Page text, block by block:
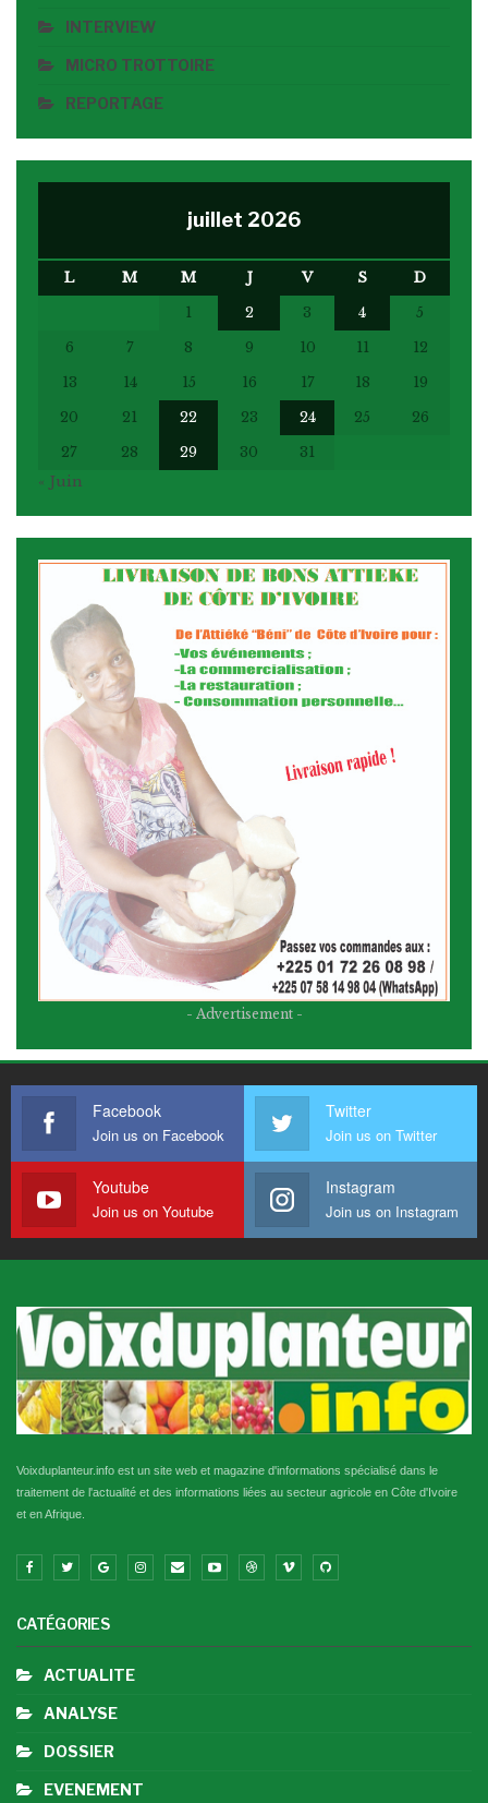
INTERVIEW
MICRO TROTTOIRE
REPORTAGE
juillet 2026
L M M J V S
D
1
2 3 4
5
6
7 8 9 10 11
12
13
14 15 16 17 18
19
20
21 22 23 24 25
26
27
28 29 30
31
« Juin
- Advertisement -
Facebook
Join us on Facebook
Twitter
Join us on Twitter
Youtube
Join us on Youtube
Instagram
Join us on Instagram
Voixduplanteur.info est un site web et magazine d'informations spécialisé dans le
traitement de l'actualité et des informations liées au secteur agricole en Côte d'Ivoire
et en Afrique.
CATÉGORIES
ACTUALITE
ANALYSE
DOSSIER
EVENEMENT